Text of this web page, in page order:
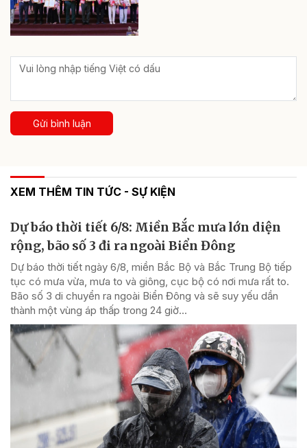
Gửi bình luận
XEM THÊM TIN TỨC - SỰ KIỆN
Dự báo thời tiết 6/8: Miền Bắc mưa lớn diện
rộng, bão số 3 đi ra ngoài Biển Đông
Dự báo thời tiết ngày 6/8, miền Bắc Bộ và Bắc Trung Bộ tiếp
tục có mưa vừa, mưa to và giông, cục bộ có nơi mưa rất to.
Bão số 3 di chuyển ra ngoài Biển Đông và sẽ suy yếu dần
thành một vùng áp thấp trong 24 giờ...